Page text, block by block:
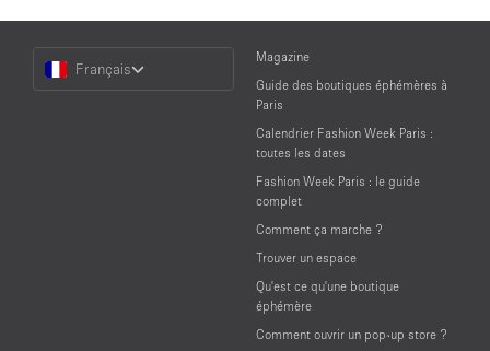
Language
Français
Magazine
Guide des boutiques éphémères à
Paris
Calendrier Fashion Week Paris :
toutes les dates
Fashion Week Paris : le guide
complet
Comment ça marche ?
Trouver un espace
Qu'est ce qu'une boutique
éphémère
Comment ouvrir un pop-up store ?